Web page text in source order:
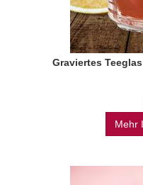
Graviertes
Mehr